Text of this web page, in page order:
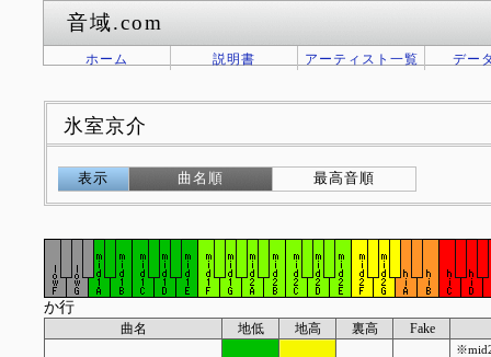
音域.com
ホーム 説明書 アーティスト一覧 デー
氷室京介
表示 曲名順 最高音順
か行
曲名 地低 地高 裏高 Fake